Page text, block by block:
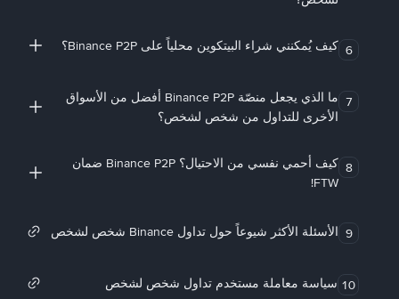
6 كيف يُمكنني شراء البيتكوين محلياً على Binance P2P؟
7
ما الذي يجعل منصّة Binance P2P أفضل من الأسواق
الأخرى للتداول من شخص لشخص؟
8
كيف أحمي نفسي من الاحتيال؟ Binance P2P ضمان
FTW!
9 الأسئلة الأكثر شيوعاً حول تداول Binance شخص لشخص
10 سياسة معاملة مستخدم تداول شخص لشخص